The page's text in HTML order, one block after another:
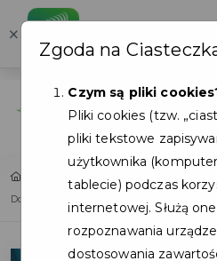
× Karta Mieszkańca
Szybciej, wygodniej,
Dołącz do grona Partnerów programu
Zgoda na
Czym są pliki
Pliki cookies (tzw.
pliki tekstowe
użytkownika
tablecie) podczas
internetowej. Służą
rozpoznawania
dostosowania